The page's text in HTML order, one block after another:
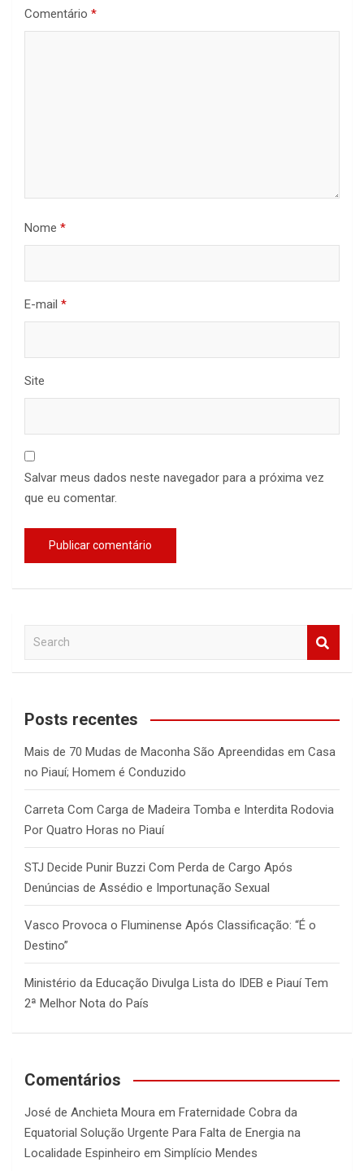
Comentário *
Nome *
E-mail *
Site
Salvar meus dados neste navegador para a próxima vez
que eu comentar.
a
c
Posts recentes
Mais de 70 Mudas de Maconha São Apreendidas em Casa
no Piauí; Homem é Conduzido
Carreta Com Carga de Madeira Tomba e Interdita Rodovia
Por Quatro Horas no Piauí
STJ Decide Punir Buzzi Com Perda de Cargo Após
Denúncias de Assédio e Importunação Sexual
Vasco Provoca o Fluminense Após Classificação: “É o
Destino”
Ministério da Educação Divulga Lista do IDEB e Piauí Tem
2ª Melhor Nota do País
Comentários
José de Anchieta Moura em Fraternidade Cobra da
Equatorial Solução Urgente Para Falta de Energia na
Localidade Espinheiro em Simplício Mendes